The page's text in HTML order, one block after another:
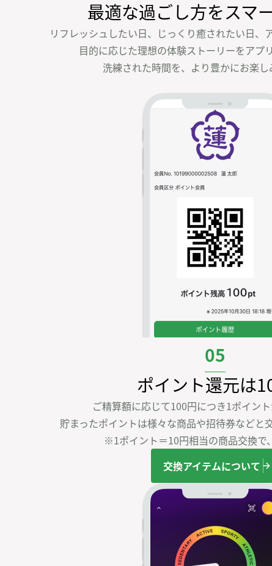
最適な過ごし方をスマ
リフレッシュしたい日、じっくり癒されたい日、
目的に応じた理想の体験ストーリーをアプ
洗練された時間を、より豊かにお楽し
05
ポイント還元は
ご精算額に応じて100円につき1ポイント
貯まったポイントは様々な商品や招待券などと
※1ポイント＝10円相当の商品交換で
交換アイテムについて